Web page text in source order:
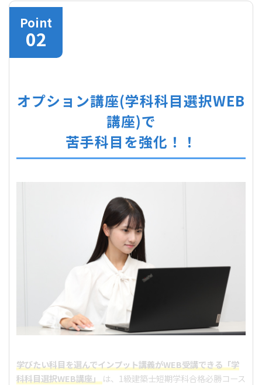
Point
オプション講座(学科科目選択WEB
講座)で
苦手科目を強化！！
学びたい科目を選んでインプット講義がWEB受講できる「学
科科目選択WEB講座」
は、1級建築士短期学科合格必勝コース